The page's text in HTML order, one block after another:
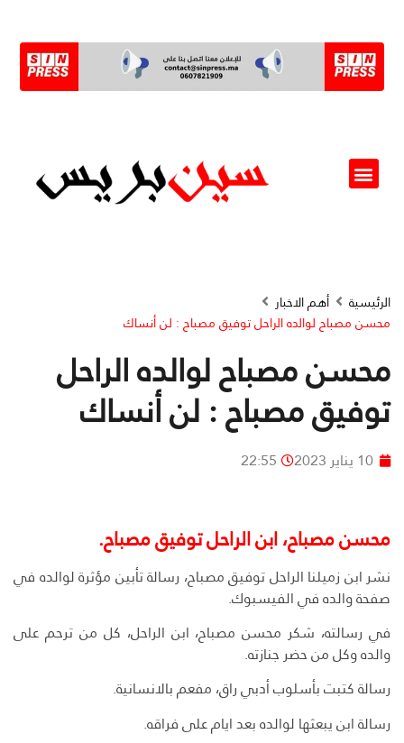
الرئيسية
أهم الاخبار
محسن مصباح لوالده الراحل توفيق مصباح : لن أنساك
محسن مصباح لوالده الراحل
توفيق مصباح : لن أنساك
10 يناير 2023 22:55
محسن مصباح، ابن الراحل توفيق مصباح.
نشر ابن زميلنا الراحل توفيق مصباح، رسالة تأبين مؤثرة لوالده في
صفحة والده في الفيسبوك.
في رسالته، شكر محسن مصباح، ابن الراحل، كل من ترحم على
والده وكل من حضر جنازته.
رسالة كتبت بأسلوب أدبي راق، مفعم بالانسانية.
رسالة ابن يبعثها لوالده بعد ايام على فراقه.